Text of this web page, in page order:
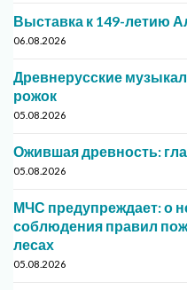
Выставка к 149-летию
06.08.2026
Древнерусские
рожок
05.08.2026
Ожившая древность:
05.08.2026
МЧС предупреждает: о
соблюдения правил
лесах
05.08.2026